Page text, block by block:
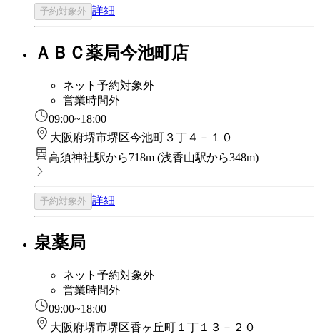
予約対象外 詳細
ＡＢＣ薬局今池町店
ネット予約対象外
営業時間外
09:00~18:00
大阪府堺市堺区今池町３丁４－１０
高須神社駅から718m (浅香山駅から348m)
予約対象外 詳細
泉薬局
ネット予約対象外
営業時間外
09:00~18:00
大阪府堺市堺区香ヶ丘町１丁１３－２０